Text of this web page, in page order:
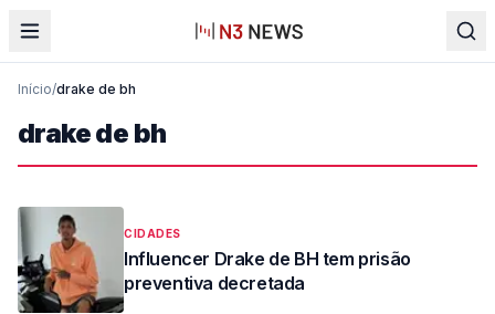
Início/drake de bh
drake de bh
CIDADES
Influencer Drake de BH tem prisão
preventiva decretada